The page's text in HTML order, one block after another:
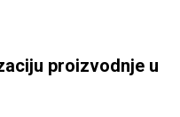
proizvodnje u